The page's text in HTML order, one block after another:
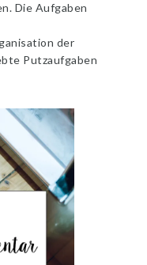
Die Aufgaben
der
Putzaufgaben